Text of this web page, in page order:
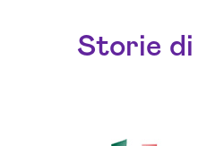
Storie di